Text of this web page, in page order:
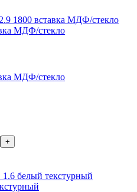
МДФ/стекло
МДФ/стекло
+